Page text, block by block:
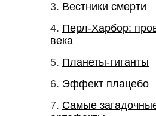
Вестники смерти
Перл-Харбор:
века
Планеты-гиганты
Эффект плацебо
Самые